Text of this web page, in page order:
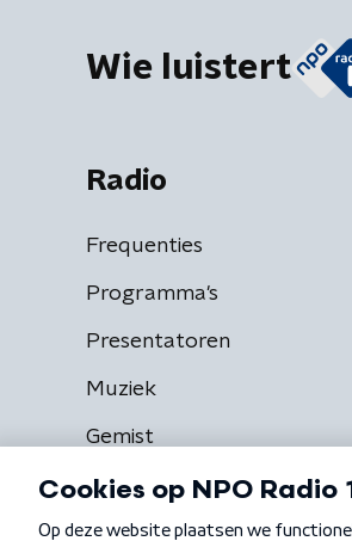
Wie luistert
Radio
Frequenties
Programma's
Presentatoren
Muziek
Gemist